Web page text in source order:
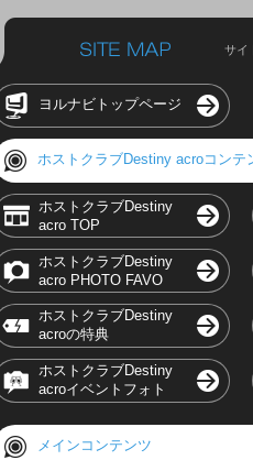
サイ
ヨルナビトップページ
ホストクラブDestiny acroコンテ
ホストクラブDestiny
acro TOP
ホストクラブDestiny
acro PHOTO FAVO
ホストクラブDestiny
acroの特典
ホストクラブDestiny
acroイベントフォト
メインコンテンツ